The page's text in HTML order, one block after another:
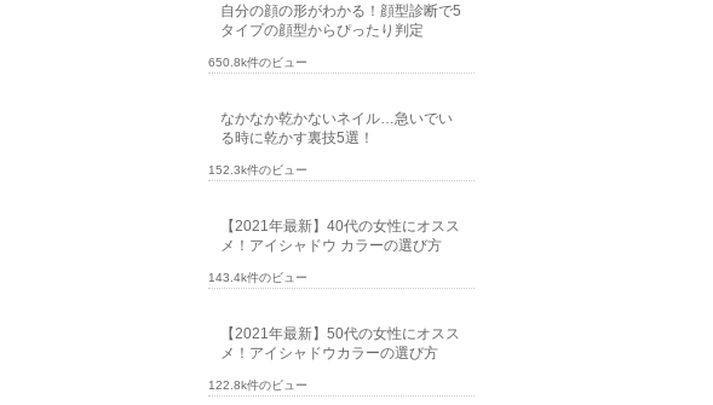
自分の顔の形がわかる！顔型診断で5
タイプの顔型からぴったり判定
650.8k件のビュー
なかなか乾かないネイル…急いでい
る時に乾かす裏技5選！
152.3k件のビュー
【2021年最新】40代の女性にオスス
メ！アイシャドウ カラーの選び方
143.4k件のビュー
【2021年最新】50代の女性にオスス
メ！アイシャドウカラーの選び方
122.8k件のビュー